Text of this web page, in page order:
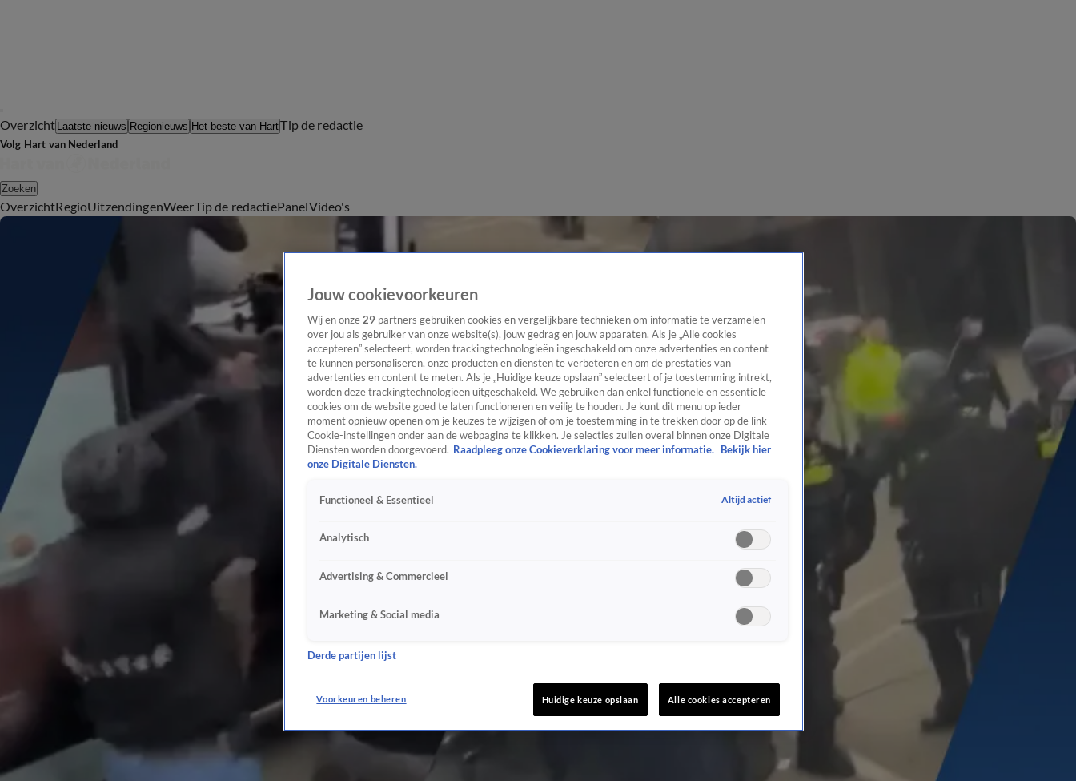
Overzicht Laatste nieuws Regionieuws Het beste van HartTip de redactie
Volg Hart van Nederland
Zoeken
OverzichtRegioUitzendingenWeerTip de redactiePanelVideo's
Jouw cookievoorkeuren
Wij en onze 29 partners gebruiken cookies en vergelijkbare technieken om informatie te verzamelen
over jou als gebruiker van onze website(s), jouw gedrag en jouw apparaten. Als je „Alle cookies
accepteren” selecteert, worden trackingtechnologieën ingeschakeld om onze advertenties en content
te kunnen personaliseren, onze producten en diensten te verbeteren en om de prestaties van
advertenties en content te meten. Als je „Huidige keuze opslaan” selecteert of je toestemming intrekt,
worden deze trackingtechnologieën uitgeschakeld. We gebruiken dan enkel functionele en essentiële
cookies om de website goed te laten functioneren en veilig te houden. Je kunt dit menu op ieder
moment opnieuw openen om je keuzes te wijzigen of om je toestemming in te trekken door op de link
Cookie-instellingen onder aan de webpagina te klikken. Je selecties zullen overal binnen onze Digitale
Diensten worden doorgevoerd. Raadpleeg onze Cookieverklaring voor meer informatie.
Bekijk hier
onze Digitale Diensten.
Functioneel & Essentieel Altijd actief
Analytisch
Advertising & Commercieel
Marketing & Social media
Derde partijen lijst
Voorkeuren beheren Huidige keuze opslaan Alle cookies accepteren